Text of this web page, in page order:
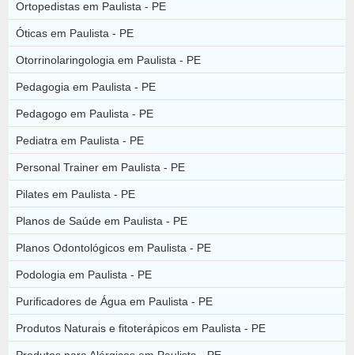
Ortopedistas em Paulista - PE
Óticas em Paulista - PE
Otorrinolaringologia em Paulista - PE
Pedagogia em Paulista - PE
Pedagogo em Paulista - PE
Pediatra em Paulista - PE
Personal Trainer em Paulista - PE
Pilates em Paulista - PE
Planos de Saúde em Paulista - PE
Planos Odontológicos em Paulista - PE
Podologia em Paulista - PE
Purificadores de Água em Paulista - PE
Produtos Naturais e fitoterápicos em Paulista - PE